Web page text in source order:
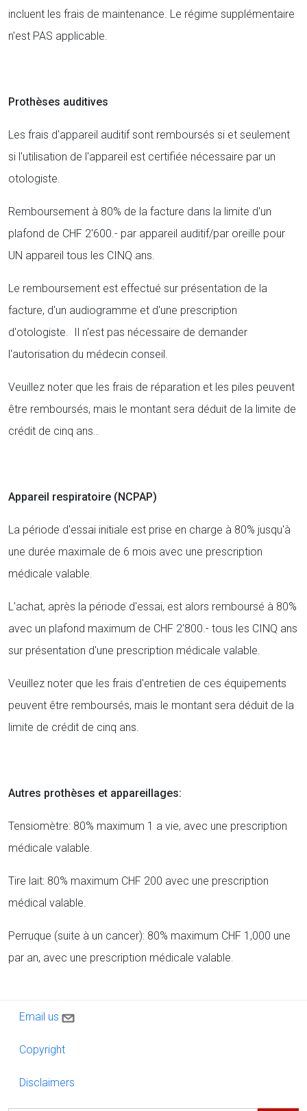
incluent les frais de maintenance. Le régime supplémentaire
n'est PAS applicable.
Prothèses auditives
Les frais d'appareil auditif sont remboursés si et seulement
si l'utilisation de l'appareil est certifiée nécessaire par un
otologiste.
Remboursement à 80% de la facture dans la limite d'un
plafond de CHF 2'600.- par appareil auditif/par oreille pour
UN appareil tous les CINQ ans.
Le remboursement est effectué sur présentation de la
facture, d'un audiogramme et d'une prescription
d'otologiste. Il n'est pas nécessaire de demander
l'autorisation du médecin conseil.
Veuillez noter que les frais de réparation et les piles peuvent
être remboursés, mais le montant sera déduit de la limite de
crédit de cinq ans..
Appareil respiratoire (NCPAP)
La période d'essai initiale est prise en charge à 80% jusqu'à
une durée maximale de 6 mois avec une prescription
médicale valable.
L'achat, après la période d'essai, est alors remboursé à 80%
avec un plafond maximum de CHF 2'800.- tous les CINQ ans
sur présentation d'une prescription médicale valable.
Veuillez noter que les frais d'entretien de ces équipements
peuvent être remboursés, mais le montant sera déduit de la
limite de crédit de cinq ans.
Autres prothèses et appareillages:
Tensiomètre: 80% maximum 1 a vie, avec une prescription
médicale valable.
Tire lait: 80% maximum CHF 200 avec une prescription
médical valable.
Perruque (suite à un cancer): 80% maximum CHF 1,000 une
par an, avec une prescription médicale valable.
Contact us
Email us
Copyright
Copyright
Disclaimers
Disclaimers